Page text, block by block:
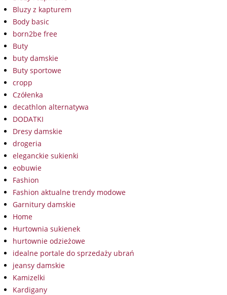
Bluzy z kapturem
Body basic
born2be free
Buty
buty damskie
Buty sportowe
cropp
Czółenka
decathlon alternatywa
DODATKI
Dresy damskie
drogeria
eleganckie sukienki
eobuwie
Fashion
Fashion aktualne trendy modowe
Garnitury damskie
Home
Hurtownia sukienek
hurtownie odzieżowe
idealne portale do sprzedaży ubrań
jeansy damskie
Kamizelki
Kardigany